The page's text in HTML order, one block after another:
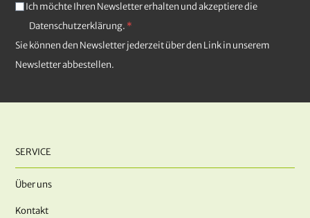
Ich möchte Ihren Newsletter erhalten und akzeptiere die
Datenschutzerklärung.
Sie können den Newsletter jederzeit über den Link in unserem
Newsletter abbestellen.
SERVICE
Über uns
Kontakt